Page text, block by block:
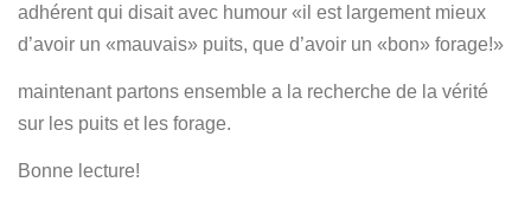
adhérent qui disait avec humour «il est largement mieux
d’avoir un «mauvais» puits, que d’avoir un «bon» forage!»
maintenant partons ensemble a la recherche de la vérité
sur les puits et les forage.
Bonne lecture!